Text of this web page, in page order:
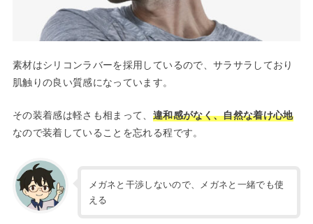
素材はシリコンラバーを採用しているので、サラサラしており
肌触りの良い質感になっています。
その装着感は軽さも相まって、 違和感がなく、自然な着け心地
なので装着していることを忘れる程です。
メガネと干渉しないので、メガネと一緒でも使
える